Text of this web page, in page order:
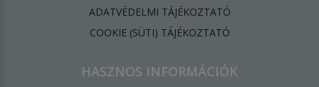
ADATVÉDELMI TÁJÉKOZTATÓ
​COOKIE (SÜTI) TÁJÉKOZTATÓ
HASZNOS INFORMÁCIÓK